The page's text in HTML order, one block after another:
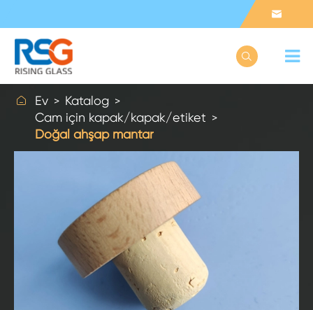


 Ev
Katalog
Cam için kapak/kapak/etiket
Doğal ahşap mantar